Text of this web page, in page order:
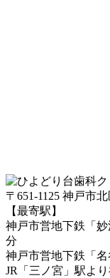
〒651-1125 神戸市
【最寄駅】
神戸市営地下鉄「
分
神戸市営地下鉄「
JR「三ノ宮」駅よ